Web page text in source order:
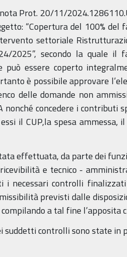
Prot. 20/11/
“Copertura del 100%
settoriale
2025”, secondo la quale il
può essere coperto
è possibile approvare
delle domande non
nonché concedere i
il CUP,la spesa ammessa,
effettuata, da parte dei
e tecnico -
necessari controlli finalizzati
previsti dalle
a tal fine l’apposita
suddetti controlli sono state